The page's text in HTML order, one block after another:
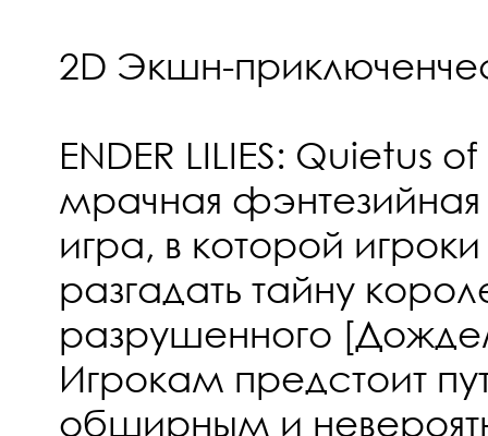
2D Экшн-
ENDER LILIES: Quietus
мрачная
игра, в которой
разгадать тайну
разрушенного
Игрокам предстоит
обширным и